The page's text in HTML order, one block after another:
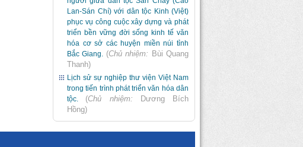
Lan-Sán Chí) với dân tộc Kinh (Việt)
phục vụ công cuộc xây dựng và phát
triển bền vững đời sống kinh tế văn
hóa cơ sở các huyện miền núi tỉnh
Bắc Giang. (Chủ nhiệm: Bùi Quang
Thanh)
Lịch sử sự nghiệp thư viện Việt Nam
trong tiến trình phát triển văn hóa dân
tộc.
(Chủ nhiệm:
Dương Bích
Hồng)